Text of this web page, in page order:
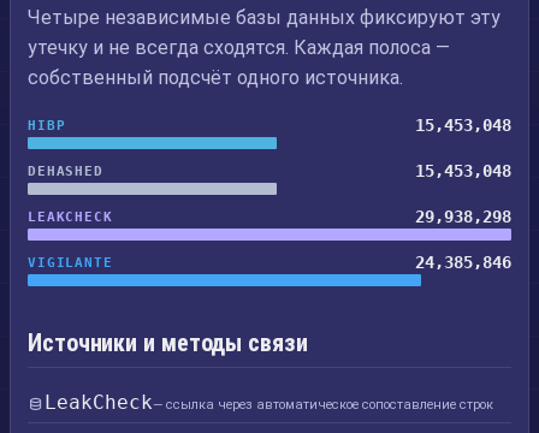
Четыре независимые базы данных фиксируют эту
утечку и не всегда сходятся. Каждая полоса —
собственный подсчёт одного источника.
HIBP 15,453,048
DEHASHED 15,453,048
LEAKCHECK 29,938,298
VIGILANTE 24,385,846
Источники и методы связи
LeakCheck— ссылка через автоматическое сопоставление строк